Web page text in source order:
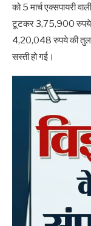
को 5 मार्च एक्सपायरी
टूटकर 3,75,900 रुपये
4,20,048 रुपये की
सस्ती हो गई।